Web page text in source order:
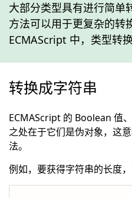
大部分类型具有进行简单
方法可以用于更复杂的转
ECMAScript 中，类型转
转换成字符串
ECMAScript 的 Boolean 值
之处在于它们是伪对象，这
法。
例如，要获得字符串的长度